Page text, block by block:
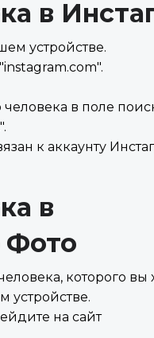
в
устройстве.
в поле
к аккаунту
в
Фото
которого вы
устройстве.
на сайт